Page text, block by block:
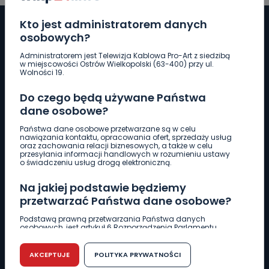
Kto jest administratorem danych
osobowych?
Administratorem jest Telewizja Kablowa Pro-Art z siedzibą
w miejscowości Ostrów Wielkopolski (63-400) przy ul.
Wolności 19.
Do czego będą używane Państwa
dane osobowe?
Państwa dane osobowe przetwarzane są w celu
nawiązania kontaktu, opracowania ofert, sprzedaży usług
oraz zachowania relacji biznesowych, a także w celu
przesyłania informacji handlowych w rozumieniu ustawy
o świadczeniu usług drogą elektroniczną.
Na jakiej podstawie będziemy
przetwarzać Państwa dane osobowe?
Podstawą prawną przetwarzania Państwa danych
osobowych, jest artykuł 6 Rozporządzenia Parlamentu
r. w sprawie ochrony osób fizycznych w związku z
przetwarzaniem danych osobowych w sprawie
swobodnego przepływu takich danych oraz uchylenia
AKCEPTUJE POLITYKA PRYWATNOŚCI
Pobierz logotyp
LINIA INTERWENCYJNA
661 997 997
REDAKCJA
62 735 22 22redakcja@wlkp24.info
DZIAŁ REKLAMY
62 735 01 85 reklama@wlkp24.info
WIADOMOŚCI